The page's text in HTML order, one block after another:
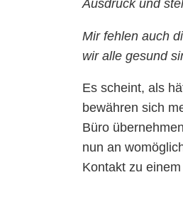
Ausdruck und
Mir fehlen auch
wir alle gesund
Es scheint, als
bewähren sich
Büro
nun an
Kontakt zu